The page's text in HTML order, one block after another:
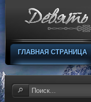
ГЛАВНАЯ СТРАНИЦА